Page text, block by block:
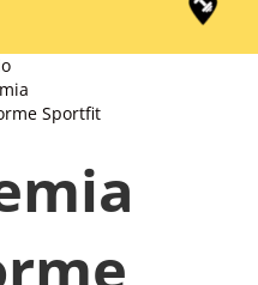
Sportfit